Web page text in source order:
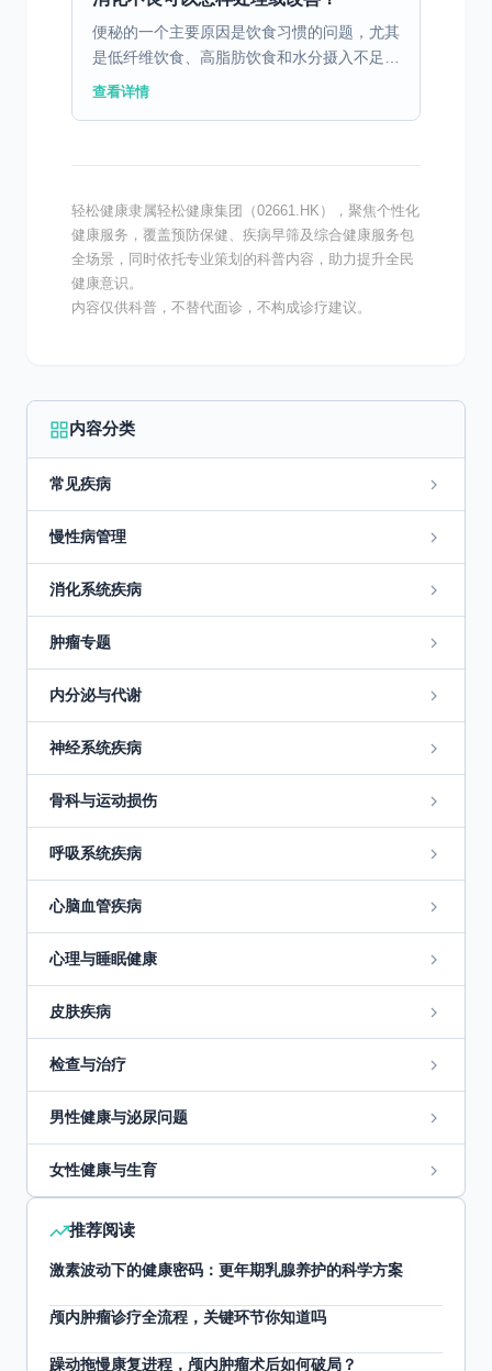
便秘的一个主要原因是饮食习惯的问题，尤其
是低纤维饮食、高脂肪饮食和水分摄入不足。
这些饮食习惯会导致胃肠蠕动减慢，粪便变得
查看详情
轻松健康隶属轻松健康集团（02661.HK），聚焦个性化
健康服务，覆盖预防保健、疾病早筛及综合健康服务包
全场景，同时依托专业策划的科普内容，助力提升全民
健康意识。
内容仅供科普，不替代面诊，不构成诊疗建议。
内容分类
常见疾病
慢性病管理
消化系统疾病
肿瘤专题
内分泌与代谢
神经系统疾病
骨科与运动损伤
呼吸系统疾病
心脑血管疾病
心理与睡眠健康
皮肤疾病
检查与治疗
男性健康与泌尿问题
女性健康与生育
推荐阅读
激素波动下的健康密码：更年期乳腺养护的科学方案
颅内肿瘤诊疗全流程，关键环节你知道吗
躁动拖慢康复进程，颅内肿瘤术后如何破局？